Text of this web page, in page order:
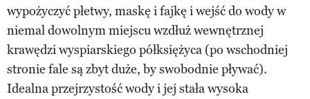
wypożyczyć płetwy, maskę i fajkę i wejść do wody w
niemal dowolnym miejscu wzdłuż wewnętrznej
krawędzi wyspiarskiego półksiężyca (po wschodniej
stronie fale są zbyt duże, by swobodnie pływać).
Idealna przejrzystość wody i jej stała wysoka